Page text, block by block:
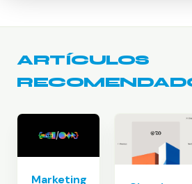
ARTÍCULOS
Marketing